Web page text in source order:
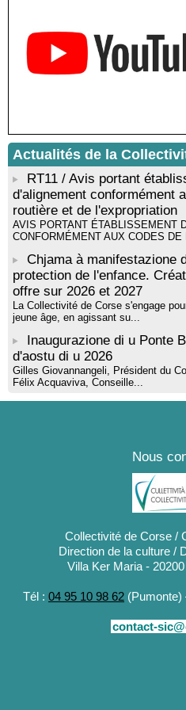
Médiathèque de Castagniccia
Rencontre / dédicace avec
livre « La ballade du pendu du
Santa Lucia di Tallà
Mise en musique d’un livre
musicienne pédagogue : Ateliers
rythmique et corporelle -
par Alexandre Dominati -
Tallà
Actualités de la
RT11 / Avis portant
d'alignement conformément
routière et de l'expropriation
AVIS PORTANT ÉTABLISSEMENT
CONFORMÉMENT AUX CODES
Chjama à manifestazione
protection de l'enfance.
offre sur 2026 et 2027
La Collectivité de Corse s'engage
jeune âge, en agissant su...
Inaugurazione di u Ponte
d'aostu di u 2026
Gilles Giovannangeli, Président du
Félix Acquaviva, Conseille...
Nous
Collectivité de Corse /
Direction de la culture /
Villa Ker Maria -
Tél : 04 95 10 98 62 (Pumonte)
contact-